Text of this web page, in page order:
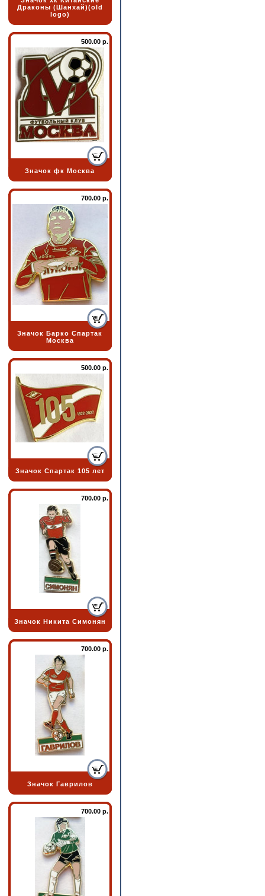
Драконы (Шанхай)(old
logo)
500.00 р.
Значок фк Москва
700.00 р.
Значок Барко Спартак
Москва
500.00 р.
Значок Спартак 105 лет
700.00 р.
Значок Никита Симонян
700.00 р.
Значок Гаврилов
700.00 р.